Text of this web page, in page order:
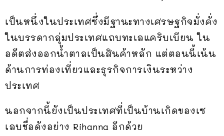
เป็นหนึ่งในประเทศซึ่งมีฐานะทางเศรษฐกิจมั่งคั่ง
ในบรรดากลุ่มประเทศแถบทะเลแคริบเบียน ใน
อดีตส่งออกน้ำตาลเป็นสินค้าหลัก แต่ตอนนี้เน้น
ด้านการท่องเที่ยวและธุรกิจการเงินระหว่าง
ประเทศ
นอกจากนี้ยังเป็นประเทศที่เป็นบ้านเกิดของเซ
เลบชื่อดังอย่าง Rihanna อีกด้วย